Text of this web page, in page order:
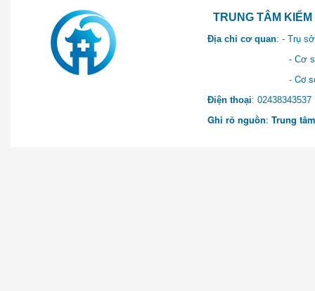
TRUNG TÂM KIỂM SOÁT
Địa chỉ cơ quan: - Trụ
- Cơ sở 2: Khu Hành
- Cơ sở 3: Số 1 Ngõ 2
Điện thoại:
Ghi rõ nguồn: Trung